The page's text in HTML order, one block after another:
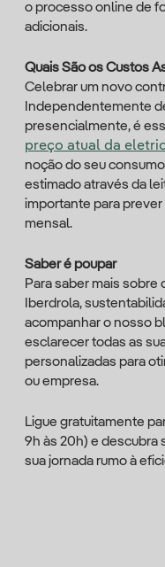
o processo online de
adicionais.
Quais São os Custos
Celebrar um novo
Independentemente
presencialmente, é
preço atual da
noção do seu
estimado através da
importante para
mensal.
Saber é poupar
Para saber mais sobre
Iberdrola,
acompanhar o nosso
esclarecer todas as
personalizadas para
ou empresa.
Ligue gratuitamente
9h às 20h) e descubra
sua jornada rumo à